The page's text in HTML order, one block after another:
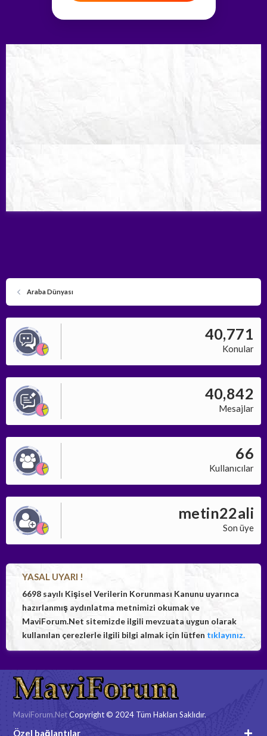
Araba Dünyası
40,771
Konular
40,842
Mesajlar
66
Kullanıcılar
metin22ali
Son üye
YASAL UYARI !
6698 sayılı Kişisel Verilerin Korunması Kanunu uyarınca
hazırlanmış aydınlatma metnimizi okumak ve
MaviForum.Net sitemizde ilgili mevzuata uygun olarak
kullanılan çerezlerle ilgili bilgi almak için lütfen tıklayınız.
MaviForum.NetCopyright © 2024 Tüm Hakları Saklıdır.
Özel bağlantılar